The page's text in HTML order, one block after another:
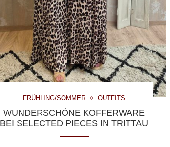
FRÜHLING/SOMMER OUTFITS
WUNDERSCHÖNE KOFFERWARE
BEI SELECTED PIECES IN TRITTAU